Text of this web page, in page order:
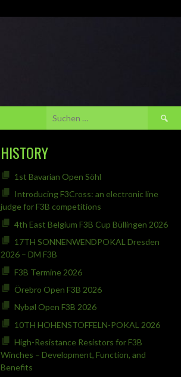
Suchen
nach:
HISTORY
1st Bavarian Open Söhl
Introducing F3Cross: an electronic line
judge for F3B competitions
4th East Belgium F3B Cup Büllingen 2026
17TH SONNENWENDPOKAL Dresden
2026 – DM F3B
F3B Termine 2026
Örebro Open F3B 2026
Nybøl Open F3B 2026
10TH HOHENSTOFFELN-POKAL 2026
High-Resistance Resistors for F3B
Winches – Development, Function, and
Benefits